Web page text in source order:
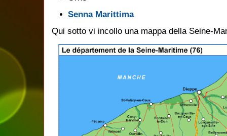
Senna Marittima
Qui sotto vi incollo una mappa della Seine-